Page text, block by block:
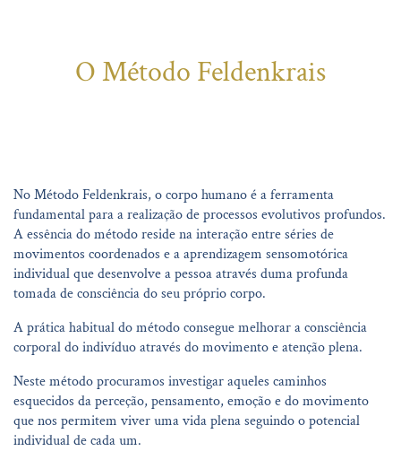
O Método Feldenkrais
No Método Feldenkrais, o corpo humano é a ferramenta
fundamental para a realização de processos evolutivos profundos.
A essência do método reside na interação entre séries de
movimentos coordenados e a aprendizagem sensomotórica
individual que desenvolve a pessoa através duma profunda
tomada de consciência do seu próprio corpo.
A prática habitual do método consegue melhorar a consciência
corporal do indivíduo através do movimento e atenção plena.
Neste método procuramos investigar aqueles caminhos
esquecidos da perceção, pensamento, emoção e do movimento
que nos permitem viver uma vida plena seguindo o potencial
individual de cada um.